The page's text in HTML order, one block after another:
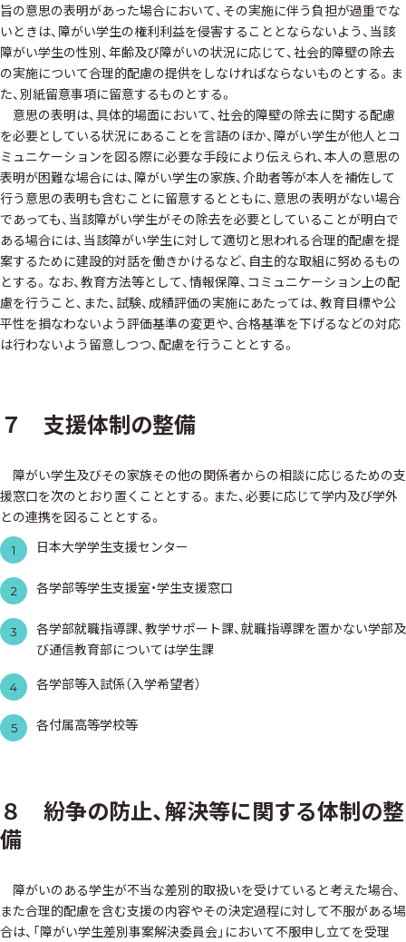
旨の意思の表明があった場合において、その実施に伴う負担が過重でな
いときは、障がい学生の権利利益を侵害することとならないよう、当該
障がい学生の性別、年齢及び障がいの状況に応じて、社会的障壁の除去
の実施について合理的配慮の提供をしなければならないものとする。ま
た、別紙留意事項に留意するものとする。
意思の表明は、具体的場面において、社会的障壁の除去に関する配慮
を必要としている状況にあることを言語のほか、障がい学生が他人とコ
ミュニケーションを図る際に必要な手段により伝えられ、本人の意思の
表明が困難な場合には、障がい学生の家族、介助者等が本人を補佐して
行う意思の表明も含むことに留意するとともに、意思の表明がない場合
であっても、当該障がい学生がその除去を必要としていることが明白で
ある場合には、当該障がい学生に対して適切と思われる合理的配慮を提
案するために建設的対話を働きかけるなど、自主的な取組に努めるもの
とする。なお、教育方法等として、情報保障、コミュニケーション上の配
慮を行うこと、また、試験、成績評価の実施にあたっては、教育目標や公
平性を損なわないよう評価基準の変更や、合格基準を下げるなどの対応
は行わないよう留意しつつ、配慮を行うこととする。
７ 支援体制の整備
障がい学生及びその家族その他の関係者からの相談に応じるための支
援窓口を次のとおり置くこととする。また、必要に応じて学内及び学外
との連携を図ることとする。
1 日本大学学生支援センター
2 各学部等学生支援室・学生支援窓口
3
各学部就職指導課、教学サポート課、就職指導課を置かない学部及
び通信教育部については学生課
4 各学部等入試係（入学希望者）
5 各付属高等学校等
８ 紛争の防止、解決等に関する体制の整
備
障がいのある学生が不当な差別的取扱いを受けていると考えた場合、
また合理的配慮を含む支援の内容やその決定過程に対して不服がある場
合は、「障がい学生差別事案解決委員会」において不服申し立てを受理